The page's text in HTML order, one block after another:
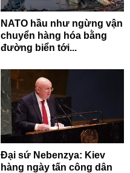
NATO hầu như ngừng vận
chuyển hàng hóa bằng
đường biển tới...
Đại sứ Nebenzya: Kiev
hàng ngày tấn công dân